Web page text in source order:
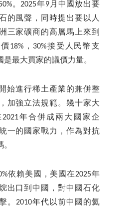
。2025年9月中國放出要
的風聲，同時提出要以人
三家礦商的高層馬上來到
18%，30%接受人民幣支
最大買家的議價力量。
始進行稀土產業的兼併整
加強立法規範。幾十家大
年合併成兩大國家企
一的國家戰力，作為對抗
依賴美國，美國在2025年
出口到中國，對中國石化
。2010年代以前中國的氦